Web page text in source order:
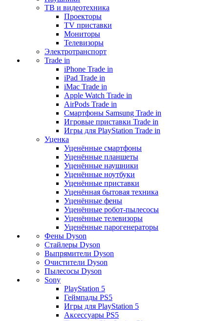
ТВ и видеотехника
Проекторы
TV приставки
Мониторы
Телевизоры
Электротранспорт
Trade in
iPhone Trade in
iPad Trade in
iMac Trade in
Apple Watch Trade in
AirPods Trade in
Смартфоны Samsung Trade in
Игровые приставки Trade in
Игры для PlayStation Trade in
Уценка
Уценённые смартфоны
Уценённые планшеты
Уценённые наушники
Уценённые ноутбуки
Уценённые приставки
Уценённая бытовая техника
Уценённые фены
Уценённые робот-пылесосы
Уценённые телевизоры
Уценённые парогенераторы
Фены Dyson
Стайлеры Dyson
Выпрямители Dyson
Очистители Dyson
Пылесосы Dyson
Sony
PlayStation 5
Геймпады PS5
Игры для PlayStation 5
Аксессуары PS5